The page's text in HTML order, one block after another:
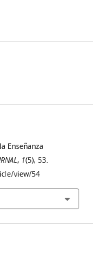
Enseñanza
, 1(5), 53.
view/54